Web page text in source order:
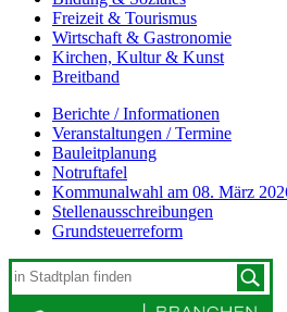
Freizeit & Tourismus
Wirtschaft & Gastronomie
Kirchen, Kultur & Kunst
Breitband
Berichte / Informationen
Veranstaltungen / Termine
Bauleitplanung
Notruftafel
Kommunalwahl am 08. März
Stellenausschreibungen
Grundsteuerreform